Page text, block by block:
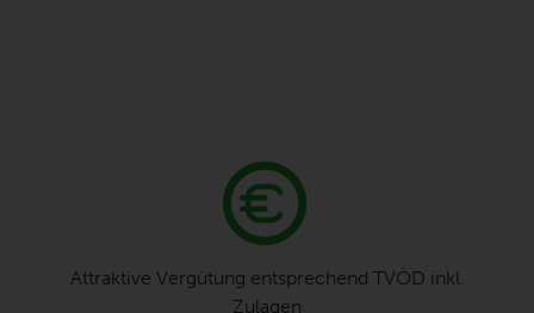
Attraktive Vergütung entsprechend TVÖD inkl.
Zulagen